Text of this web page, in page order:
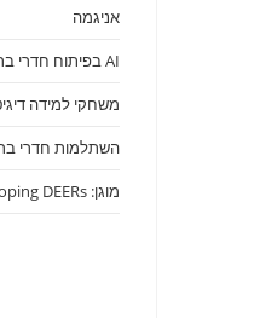
אניגמה
AI בפיתוח חדרי בריחה דיגיטליים
משחקי למידה
השתלמות חדרי
מוגן: Developing DEERs